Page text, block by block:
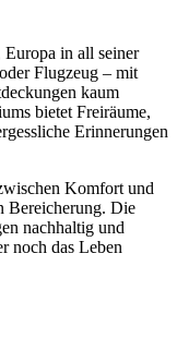
in all seiner
Flugzeug – mit
kaum
bietet Freiräume,
Erinnerungen
Komfort und
Bereicherung. Die
nachhaltig und
noch das Leben